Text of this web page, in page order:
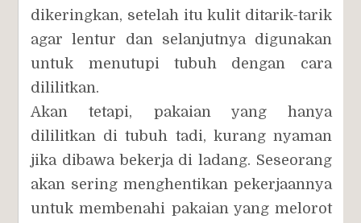
dikeringkan, setelah itu kulit ditarik-tarik
agar lentur dan selanjutnya digunakan
untuk menutupi tubuh dengan cara
dililitkan.
Akan tetapi, pakaian yang hanya
dililitkan di tubuh tadi, kurang nyaman
jika dibawa bekerja di ladang. Seseorang
akan sering menghentikan pekerjaannya
untuk membenahi pakaian yang melorot